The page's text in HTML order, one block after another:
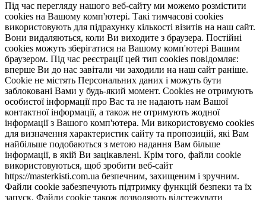
Під час перегляду нашого веб-сайту ми можемо розмістити
cookies на Вашому комп'ютері. Такі тимчасові cookies
використовують для підрахунку кількості візитів на наш сайт.
Вони видаляються, коли Ви виходите з браузера. Постійні
cookies можуть зберігатися на Вашому комп'ютері Вашим
браузером. Під час реєстрації цей тип cookies повідомляє:
вперше Ви до нас завітали чи заходили на наш сайт раніше.
Cookie не містять Персональних даних і можуть бути
заблоковані Вами у будь-який момент. Сookies не отримують
особистої інформації про Вас та не надають нам Вашої
контактної інформації, а також не отримують жодної
інформації з Вашого комп'ютера. Ми використовуємо cookies
для визначення характеристик сайту та пропозицій, які Вам
найбільше подобаються з метою надання Вам більше
інформації, в якій Ви зацікавлені. Крім того, файли cookie
використовуються, щоб зробити веб-сайт
https://masterkisti.com.ua безпечним, захищеним і зручним.
Файли cookie забезпечують підтримку функцій безпеки та їх
запуск. Файли cookie також дозволяють відстежувати